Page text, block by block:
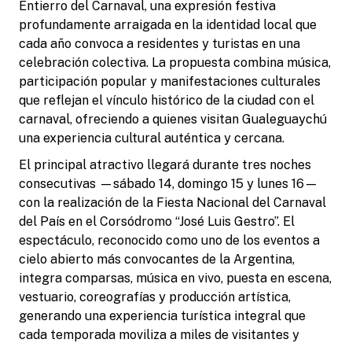
Entierro del Carnaval, una expresión festiva
profundamente arraigada en la identidad local que
cada año convoca a residentes y turistas en una
celebración colectiva. La propuesta combina música,
participación popular y manifestaciones culturales
que reflejan el vínculo histórico de la ciudad con el
carnaval, ofreciendo a quienes visitan Gualeguaychú
una experiencia cultural auténtica y cercana.
El principal atractivo llegará durante tres noches
consecutivas —sábado 14, domingo 15 y lunes 16—
con la realización de la Fiesta Nacional del Carnaval
del País en el Corsódromo “José Luis Gestro”. El
espectáculo, reconocido como uno de los eventos a
cielo abierto más convocantes de la Argentina,
integra comparsas, música en vivo, puesta en escena,
vestuario, coreografías y producción artística,
generando una experiencia turística integral que
cada temporada moviliza a miles de visitantes y